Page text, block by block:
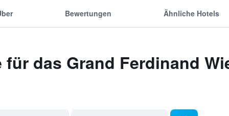
Bewertungen Ähnliche Hotels
das Grand Ferdinand